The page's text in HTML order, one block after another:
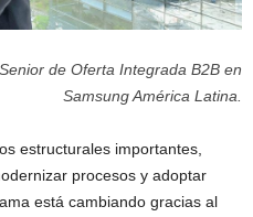
de Oferta Integrada B2B en
Samsung América Latina.
estructurales importantes,
procesos y adoptar
está cambiando gracias al